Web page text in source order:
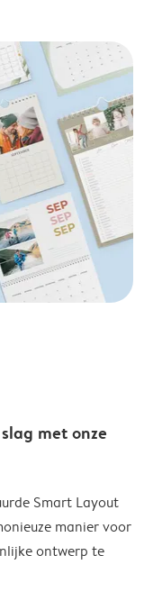
met onze
Smart Layout
manier voor
ontwerp te